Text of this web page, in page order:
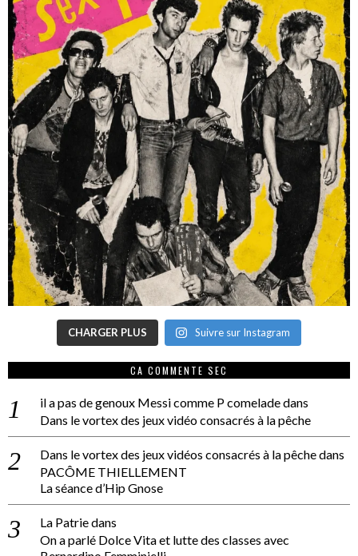
CHARGER PLUS Suivre sur Instagram
CA COMMENTE SEC
il a pas de genoux Messi comme P comeladedans
Dans le vortex des jeux vidéo consacrés à la pêche
Dans le vortex des jeux vidéos consacrés à la pêchedans
PACÔME THIELLEMENT
La séance d’Hip Gnose
La Patriedans
On a parlé Dolce Vita et lutte des classes avec